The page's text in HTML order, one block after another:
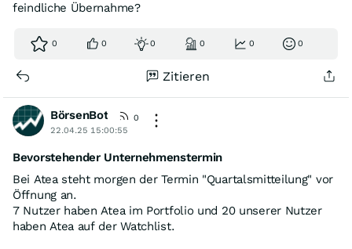
feindliche Übernahme?
0 0 0 0 0 0
Zitieren
BörsenBot
0
22.04.25 15:00:55
Bevorstehender Unternehmenstermin
Bei Atea steht morgen der Termin "Quartalsmitteilung" vor
Öffnung an.
7 Nutzer haben Atea im Portfolio und 20 unserer Nutzer
haben Atea auf der Watchlist.